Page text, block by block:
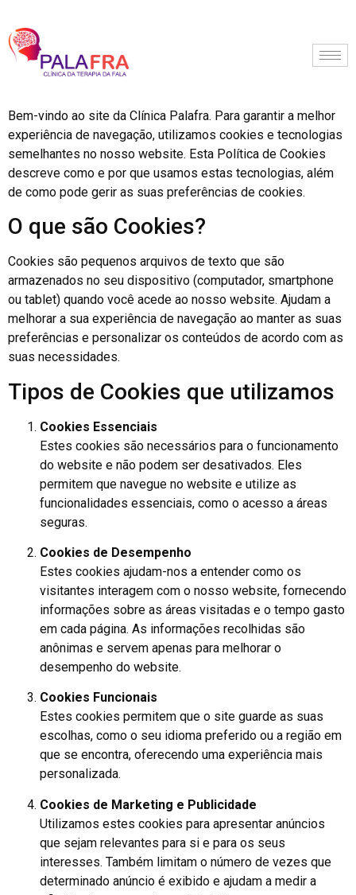
Bem-vindo ao site da Clínica Palafra. Para garantir a melhor
experiência de navegação, utilizamos cookies e tecnologias
semelhantes no nosso website. Esta Política de Cookies
descreve como e por que usamos estas tecnologias, além
de como pode gerir as suas preferências de cookies.
O que são Cookies?
Cookies são pequenos arquivos de texto que são
armazenados no seu dispositivo (computador, smartphone
ou tablet) quando você acede ao nosso website. Ajudam a
melhorar a sua experiência de navegação ao manter as suas
preferências e personalizar os conteúdos de acordo com as
suas necessidades.
Tipos de Cookies que utilizamos
Cookies Essenciais
Estes cookies são necessários para o funcionamento
do website e não podem ser desativados. Eles
permitem que navegue no website e utilize as
funcionalidades essenciais, como o acesso a áreas
seguras.
Cookies de Desempenho
Estes cookies ajudam-nos a entender como os
visitantes interagem com o nosso website, fornecendo
informações sobre as áreas visitadas e o tempo gasto
em cada página. As informações recolhidas são
anônimas e servem apenas para melhorar o
desempenho do website.
Cookies Funcionais
Estes cookies permitem que o site guarde as suas
escolhas, como o seu idioma preferido ou a região em
que se encontra, oferecendo uma experiência mais
personalizada.
Cookies de Marketing e Publicidade
Utilizamos estes cookies para apresentar anúncios
que sejam relevantes para si e para os seus
interesses. Também limitam o número de vezes que
determinado anúncio é exibido e ajudam a medir a